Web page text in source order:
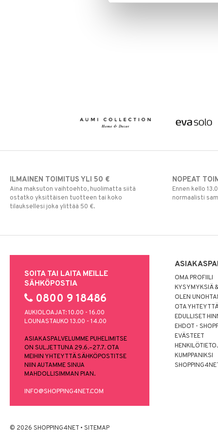
ILMAINEN TOIMITUS YLI 50 €
Aina maksuton vaihtoehto, huolimatta siitä
ostatko yksittäisen tuotteen tai koko
tilauksellesi joka ylittää 50 €.
NOPEAT
Ennen kello
normaalisti
SOITA TAI LAITA MEILLE
SÄHKÖPOSTIA
0800 9 18486
AUKIOLOAJAT: 10.00 - 16.00
LOUNASTAUKO 13.00 - 14.00
ASIAKASPALVELUMME PUHELIMITSE
ON SULJETTUNA 29.6.–27.7. OTA
MEIHIN YHTEYTTÄ SÄHKÖPOSTITSE
NIIN AUTAMME SINUA
MAHDOLLISIMMAN PIAN.
INFO@SHOPPING4NET.COM
OMA PROFIILI
KYSYMYKSIÄ
OLEN
OTA
EDULLISET
EHDOT -
EVÄSTEET
KUMPPANIKSI
© 2026 SHOPPING4NET • SITEMAP